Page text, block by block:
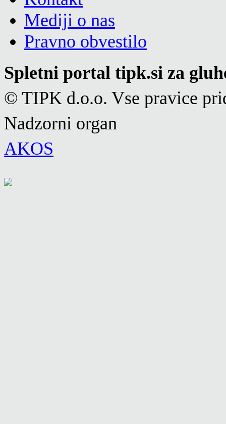
Mediji o nas
Pravno obvestilo
Spletni portal tipk.si za
© TIPK d.o.o. Vse pravice
Nadzorni organ
AKOS